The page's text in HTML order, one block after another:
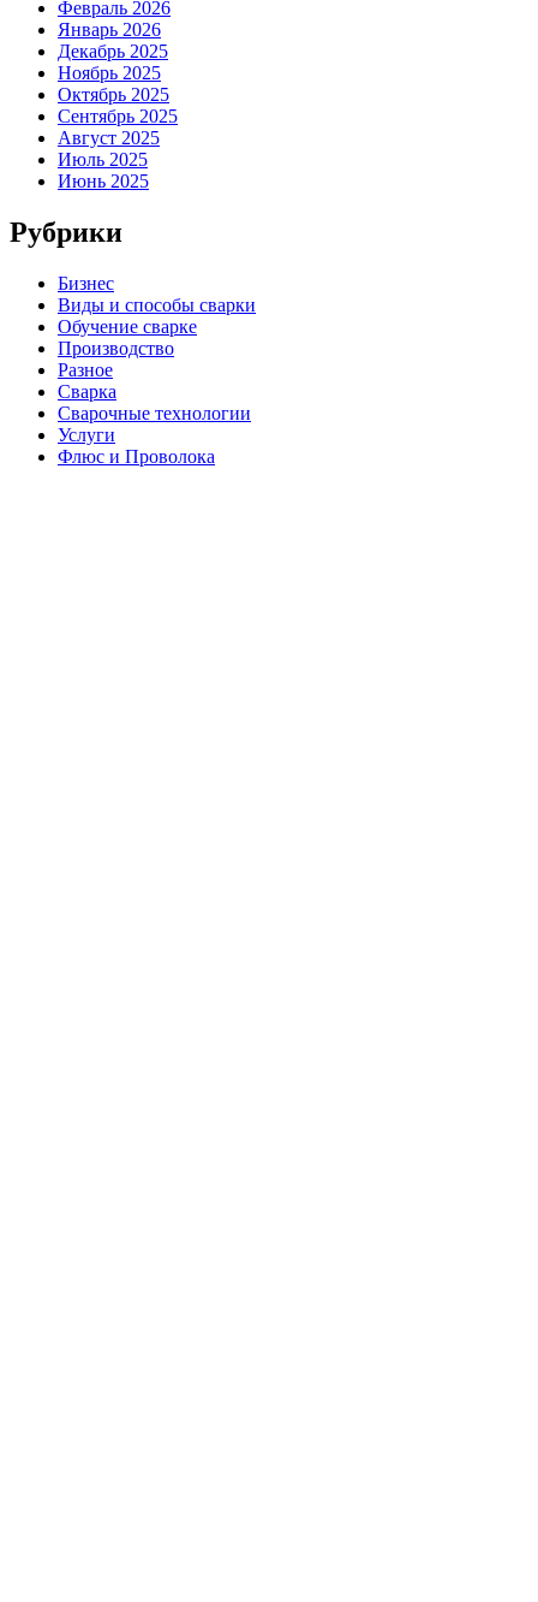
Февраль 2026
Январь 2026
Декабрь 2025
Ноябрь 2025
Октябрь 2025
Сентябрь 2025
Август 2025
Июль 2025
Июнь 2025
Рубрики
Бизнес
Виды и способы сварки
Обучение сварке
Производство
Разное
Сварка
Сварочные технологии
Услуги
Флюс и Проволока